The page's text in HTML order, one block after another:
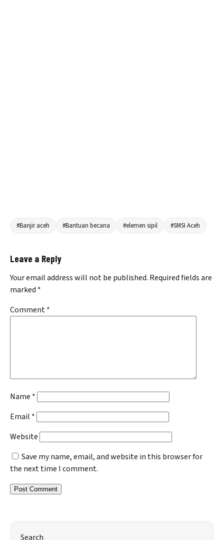
#Banjir aceh #Bantuan becana #elemen sipil #SMSI Aceh
Leave a Reply
Your email address will not be published. Required fields are
marked *
Comment*
Name *
Email *
Website
Save my name, email, and website in this browser for
the next time I comment.
Search